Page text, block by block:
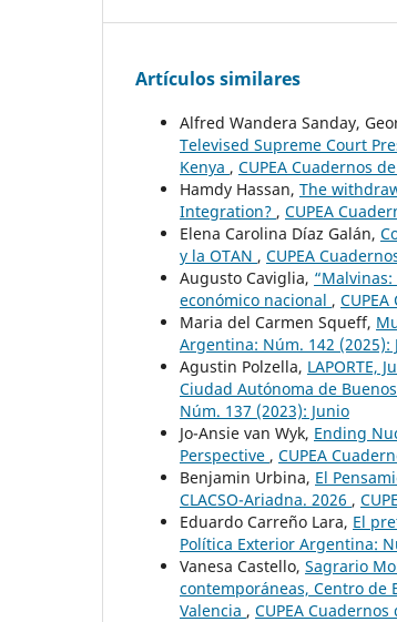
Artículos similares
Alfred Wandera Sanday,
Televised Supreme Court
Kenya , CUPEA Cuadernos
Hamdy Hassan, The
Integration? , CUPEA
Elena Carolina Díaz Galán,
y la OTAN , CUPEA
Augusto Caviglia,
económico nacional ,
Maria del Carmen Squeff,
Argentina: Núm. 142 (2025):
Agustin Polzella, LAPORTE,
Ciudad Autónoma de
Núm. 137 (2023): Junio
Jo-Ansie van Wyk, Ending
Perspective , CUPEA
Benjamin Urbina, El
CLACSO-Ariadna. 2026 ,
Eduardo Carreño Lara, El
Política Exterior Argentina:
Vanesa Castello, Sagrario
contemporáneas, Centro de
Valencia , CUPEA